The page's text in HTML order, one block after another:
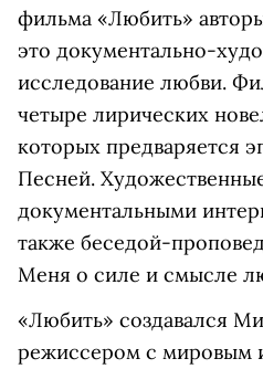
фильма «Любить»
это документально-
исследование любви.
четыре лирических
которых предваряется
Песней.
документальными
также беседой-
Меня о силе и смысле
«Любить» создавался
режиссером с мировым